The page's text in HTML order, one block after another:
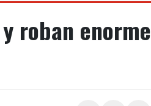
roban enorme